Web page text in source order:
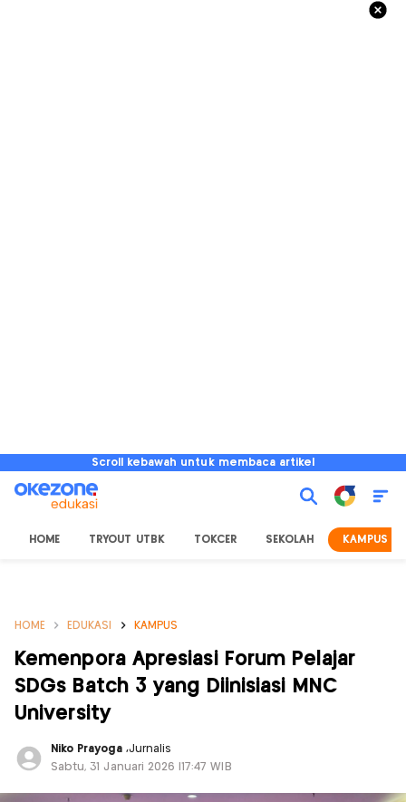
Scroll kebawah untuk membaca artikel
HOME TRYOUT UTBK TOKCER SEKOLAH KAMPUS
HOME EDUKASI KAMPUS
Kemenpora Apresiasi Forum Pelajar
SDGs Batch 3 yang Diinisiasi MNC
University
Niko Prayoga ,Jurnalis
Sabtu, 31 Januari 2026 |17:47 WIB